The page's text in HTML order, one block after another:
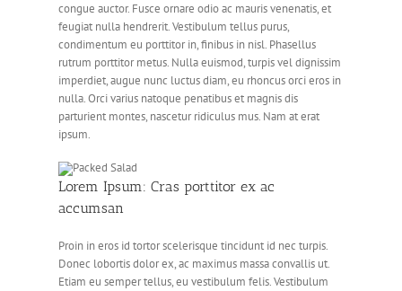
congue auctor. Fusce ornare odio ac mauris venenatis, et
feugiat nulla hendrerit. Vestibulum tellus purus,
condimentum eu porttitor in, finibus in nisl. Phasellus
rutrum porttitor metus. Nulla euismod, turpis vel dignissim
imperdiet, augue nunc luctus diam, eu rhoncus orci eros in
nulla. Orci varius natoque penatibus et magnis dis
parturient montes, nascetur ridiculus mus. Nam at erat
ipsum.
Lorem Ipsum: Cras porttitor ex ac
accumsan
Proin in eros id tortor scelerisque tincidunt id nec turpis.
Donec lobortis dolor ex, ac maximus massa convallis ut.
Etiam eu semper tellus, eu vestibulum felis. Vestibulum